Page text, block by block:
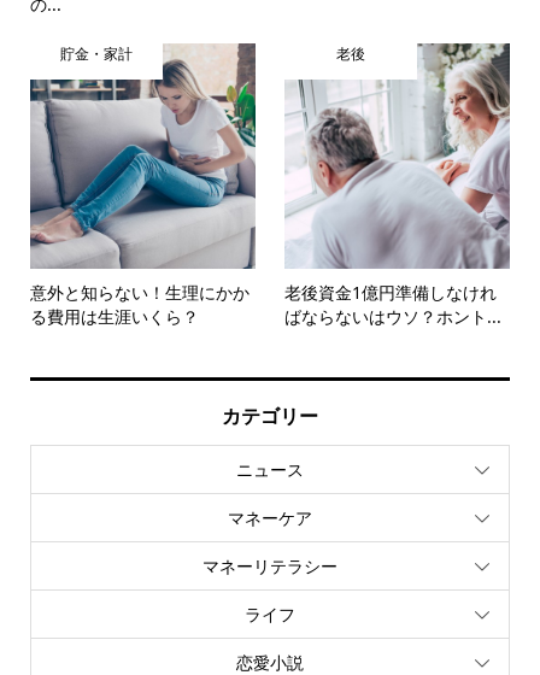
貯金・家計
意外と知らない！生理にかか
る費用は生涯いくら？
老後
老後資金1億円準備しなけれ
ばならないはウソ？ホント...
カテゴリー
ニュース
マネーケア
マネーリテラシー
ライフ
恋愛小説